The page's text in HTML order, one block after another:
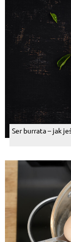
Ser burrata – jak